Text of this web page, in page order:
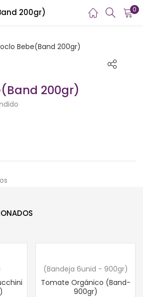
200gr) 0
REGISTRARSE
de usuario y contraseña para iniciar
perdida?
200gr)
(Bandeja 6unid - 900gr)
Tomate Orgánico (Band-
900gr)